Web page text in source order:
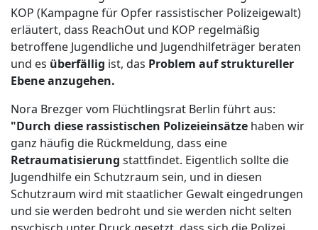
KOP (Kampagne für Opfer rassistischer Polizeigewalt)
erläutert, dass ReachOut und KOP regelmäßig
betroffene Jugendliche und Jugendhilfeträger beraten
und es überfällig ist, das Problem auf struktureller
Ebene anzugehen.
Nora Brezger vom Flüchtlingsrat Berlin führt aus:
"Durch diese rassistischen Polizeieinsätze haben wir
ganz häufig die Rückmeldung, dass eine
Retraumatisierung stattfindet. Eigentlich sollte die
Jugendhilfe ein Schutzraum sein, und in diesen
Schutzraum wird mit staatlicher Gewalt eingedrungen
und sie werden bedroht und sie werden nicht selten